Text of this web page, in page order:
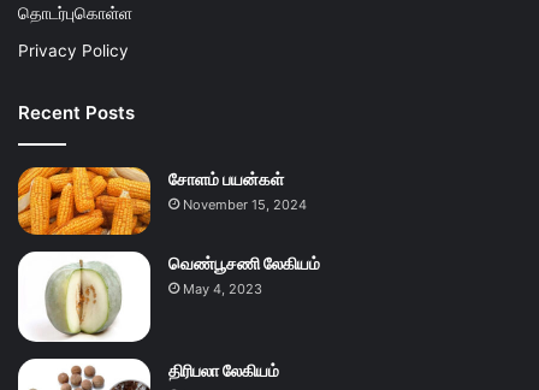
தொடர்புகொள்ள
Privacy Policy
Recent Posts
சோளம் பயன்கள்
November 15, 2024
வெண்பூசணி லேகியம்
May 4, 2023
திரிபலா லேகியம்